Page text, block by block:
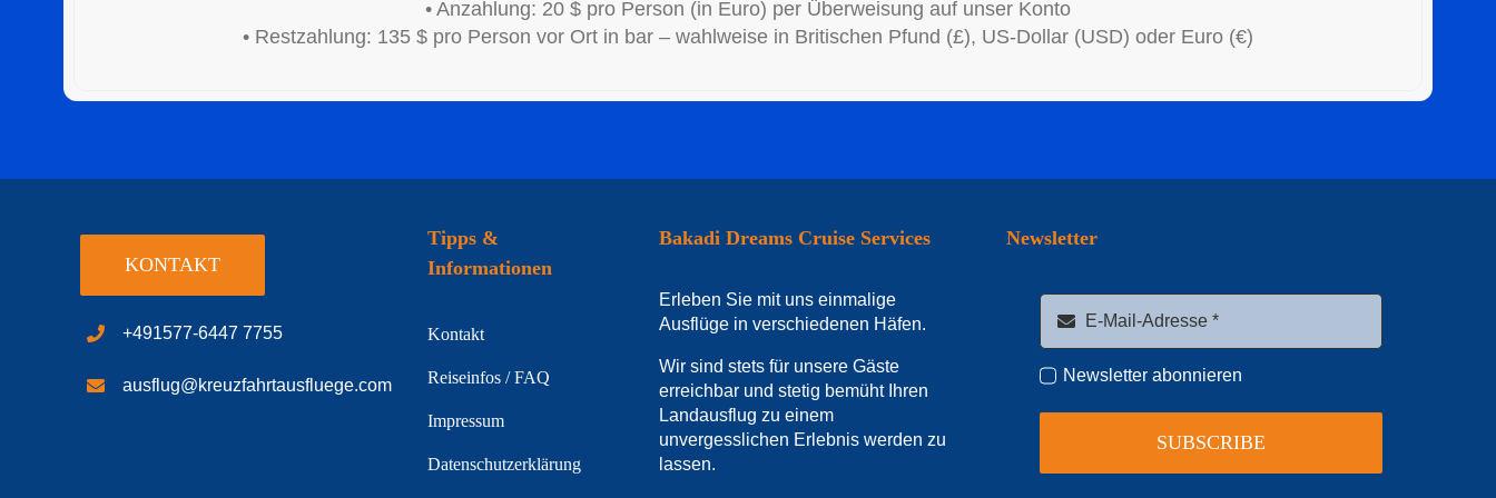
• Anzahlung: 20 $ pro Person (in Euro) per Überweisung auf unser Konto
• Restzahlung: 135 $ pro Person vor Ort in bar – wahlweise in Britischen Pfund (£), US-Dollar (USD) oder Euro (€)
KONTAKT
+491577-6447 7755
ausflug@kreuzfahrtausfluege.com
Tipps &
Informationen
Kontakt
Reiseinfos / FAQ
Impressum
Datenschutzerklärung
Bakadi Dreams Cruise Services
Erleben Sie mit uns einmalige
Ausflüge in verschiedenen Häfen.
Wir sind stets für unsere Gäste
erreichbar und stetig bemüht Ihren
Landausflug zu einem
unvergesslichen Erlebnis werden zu
lassen.
Newsletter
Newsletter abonnieren
SUBSCRIBE